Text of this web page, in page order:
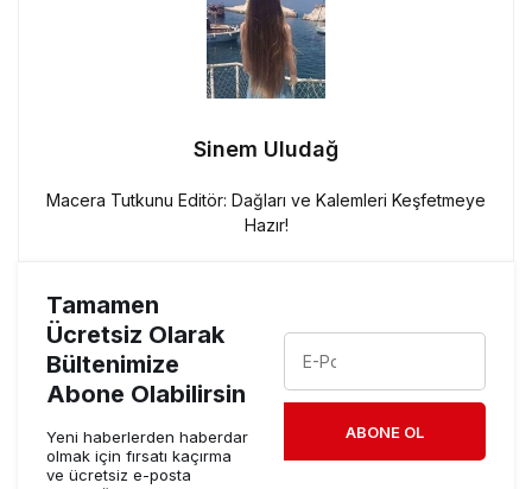
Sinem Uludağ
Macera Tutkunu Editör: Dağları ve Kalemleri Keşfetmeye
Hazır!
Tamamen
Ücretsiz Olarak
Bültenimize
Abone Olabilirsin
Yeni haberlerden haberdar
olmak için fırsatı kaçırma
ve ücretsiz e-posta
ABONE OL